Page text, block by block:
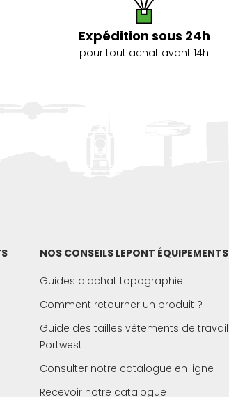
Expédition sous 24h
pour tout achat avant 14h
NOS CONSEILS LEPONT ÉQUIPEMENTS
Guides d'achat topographie
Comment retourner un produit ?
Guide des tailles vêtements de travail
Portwest
Consulter notre catalogue en ligne
Recevoir notre catalogue